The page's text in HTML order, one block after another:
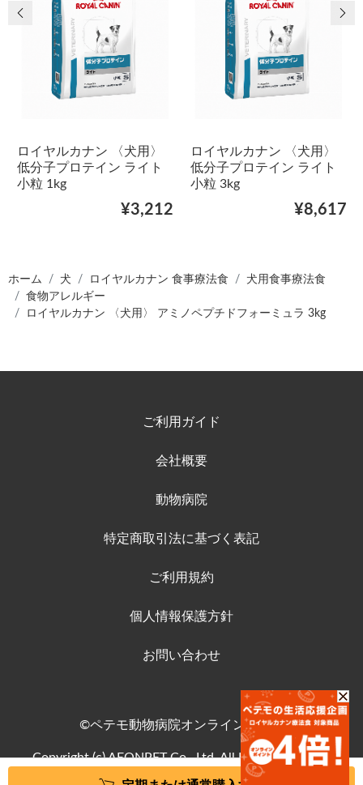
ロイヤルカナン 〈犬用〉
低分子プロテイン ライト
小粒 1kg
¥3,212
ロイヤルカナン 〈犬用〉
低分子プロテイン ライト
小粒 3kg
¥8,617
前の画像 次
ホーム 犬 ロイヤルカナン 食事療法食
犬用食事療法食
食物アレルギー
ロイヤルカナン 〈犬用〉 アミノペプチドフォーミュラ 3kg
ご利用ガイド
会社概要
動物病院
特定商取引法に基づく表記
ご利用規約
個人情報保護方針
お問い合わせ
©ペテモ動物病院オンラインストア
Copyright (c) AEONPET Co., Ltd. All Rights Reserved.